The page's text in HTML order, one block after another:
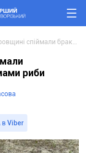
риби
вViber